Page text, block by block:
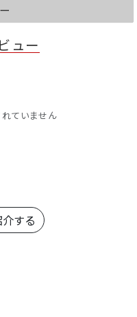
せをもたらす行い、風景、
、インテリア、色、数字、お
まじない、おはらい
相性
命を司る星は？
思慮深く気配り上手な家庭人
やかで心優しい平和主義者
ュー
ていません
する